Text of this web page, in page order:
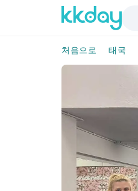
처음으로 태국